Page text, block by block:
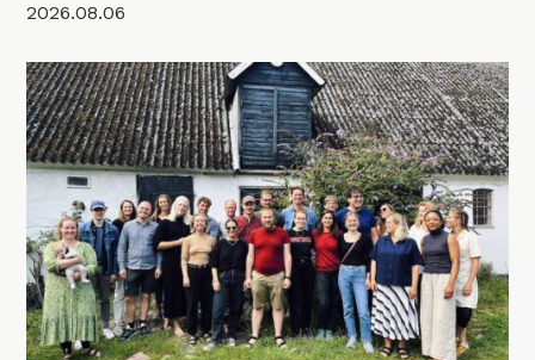
2026.08.06